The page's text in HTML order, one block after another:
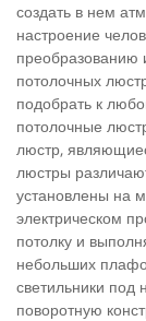
создать в нем
настроение
преобразованию
потолочных
подобрать к
потолочные
люстр,
люстры
установлены на
электрическом
потолку и
небольших
светильники
поворотную